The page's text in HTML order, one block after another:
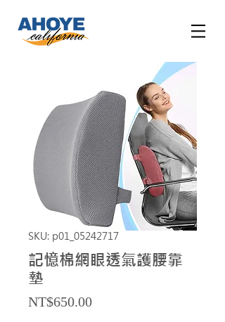
SKU: p01_05242717
記憶棉網眼透氣護腰靠
墊
NT$650.00Price